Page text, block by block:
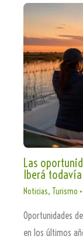
Las
Iberá
Noticias, Turismo •
Oportunidades
en los últimos